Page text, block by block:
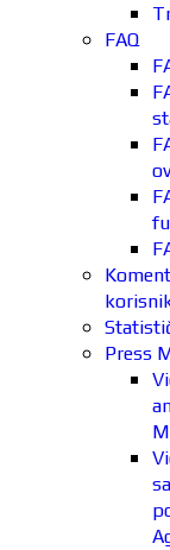
FAQ
Press